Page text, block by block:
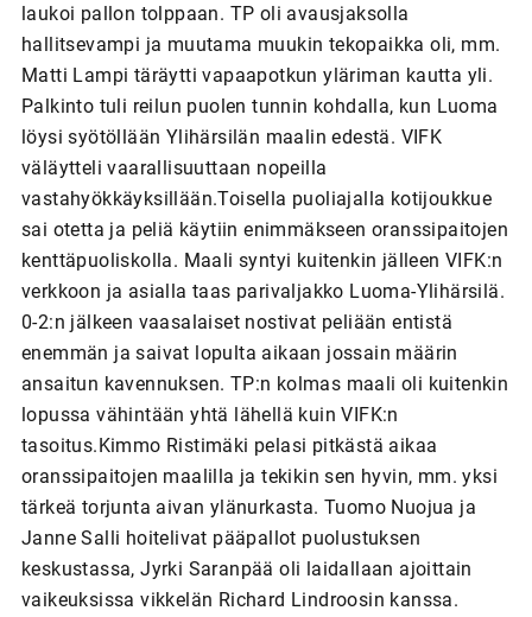
laukoi pallon tolppaan. TP oli avausjaksolla
hallitsevampi ja muutama muukin tekopaikka oli, mm.
Matti Lampi täräytti vapaapotkun yläriman kautta yli.
Palkinto tuli reilun puolen tunnin kohdalla, kun Luoma
löysi syötöllään Ylihärsilän maalin edestä. VIFK
väläytteli vaarallisuuttaan nopeilla
vastahyökkäyksillään.Toisella puoliajalla kotijoukkue
sai otetta ja peliä käytiin enimmäkseen oranssipaitojen
kenttäpuoliskolla. Maali syntyi kuitenkin jälleen VIFK:n
verkkoon ja asialla taas parivaljakko Luoma-Ylihärsilä.
0-2:n jälkeen vaasalaiset nostivat peliään entistä
enemmän ja saivat lopulta aikaan jossain määrin
ansaitun kavennuksen. TP:n kolmas maali oli kuitenkin
lopussa vähintään yhtä lähellä kuin VIFK:n
tasoitus.Kimmo Ristimäki pelasi pitkästä aikaa
oranssipaitojen maalilla ja tekikin sen hyvin, mm. yksi
tärkeä torjunta aivan ylänurkasta. Tuomo Nuojua ja
Janne Salli hoitelivat pääpallot puolustuksen
keskustassa, Jyrki Saranpää oli laidallaan ajoittain
vaikeuksissa vikkelän Richard Lindroosin kanssa.